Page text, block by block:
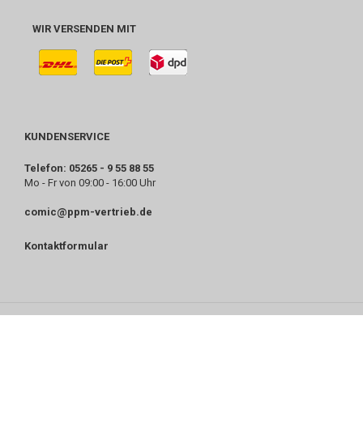
WIR VERSENDEN MIT
KUNDENSERVICE
Telefon: 05265 - 9 55 88 55
Mo - Fr von 09:00 - 16:00 Uhr
comic@ppm-vertrieb.de
Kontaktformular